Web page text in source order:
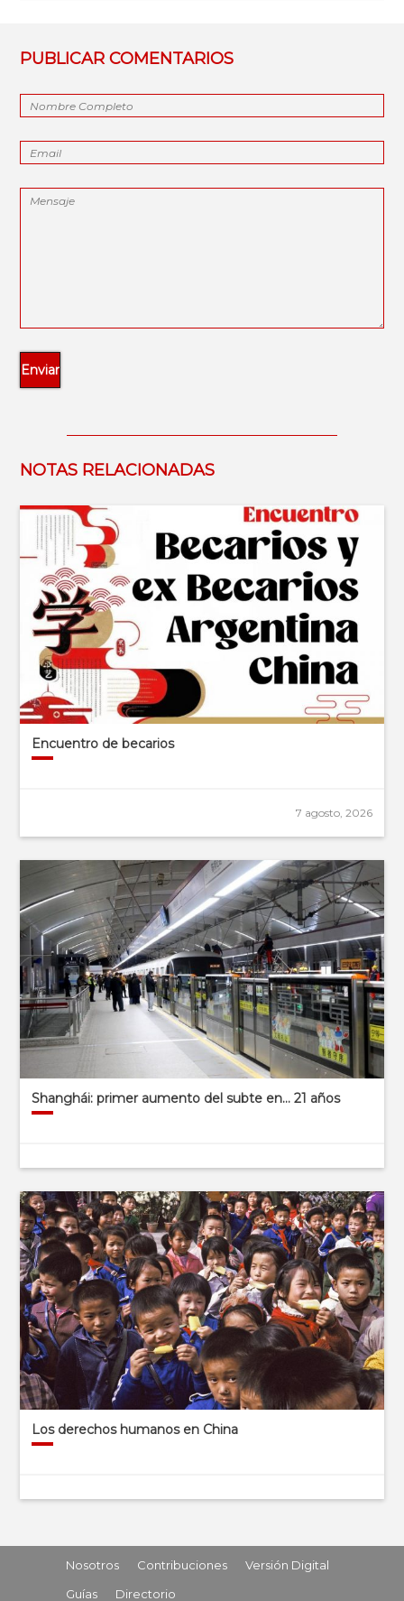
PUBLICAR COMENTARIOS
NOTAS RELACIONADAS
Encuentro de becarios
7 agosto, 2026
Shanghái: primer aumento del subte en… 21 años
Los derechos humanos en China
Nosotros Contribuciones
Versión Digital
Guías
Directorio